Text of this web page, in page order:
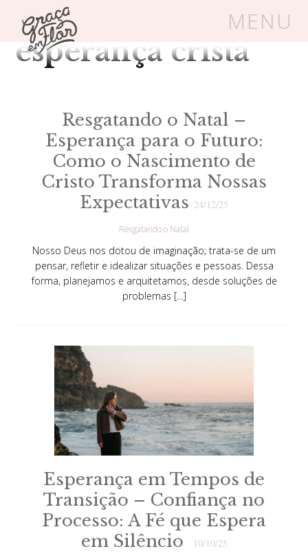
MENU
Um espaço seguro onde mulheres
Carrinho Login
BLOG
SOBRE
FRUTÍFERAS
Tag Arquivos:
esperança cristã
Resgatando o Natal –
Esperança para o Futuro:
Como o Nascimento de
Cristo Transforma Nossas
Expectativas 24/12/25
Resgatando o Natal
Nosso Deus nos dotou de imaginação; trata-se de um
pensar, refletir e idealizar situações e pessoas. Dessa
forma, planejamos e arquitetamos, desde soluções de
problemas […]
Esperança em Tempos de
Transição – Confiança no
Processo: A Fé que Espera
em Silêncio
10/10/25